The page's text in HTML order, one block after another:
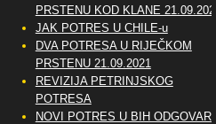
PRSTENU KOD KLANE 21.09.2021
JAK POTRES U CHILE-u
DVA POTRESA U RIJEČKOM
PRSTENU 21.09.2021
REVIZIJA PETRINJSKOG
POTRESA
NOVI POTRES U BIH ODGOVARA